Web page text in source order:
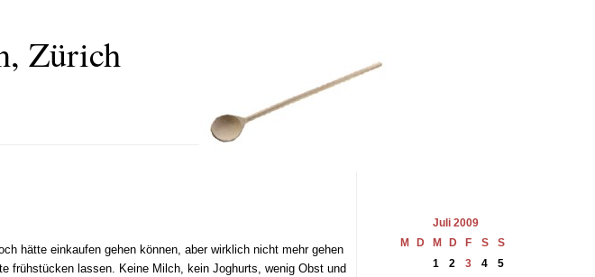
Zürich
hätte einkaufen gehen können, aber wirklich nicht mehr gehen
frühstücken lassen. Keine Milch, kein Joghurts, wenig Obst und
Juli 2009
M
D M D F S S
1 2 3 4
5